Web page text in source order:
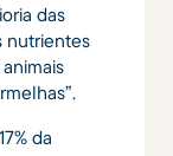
das
nutrientes
da